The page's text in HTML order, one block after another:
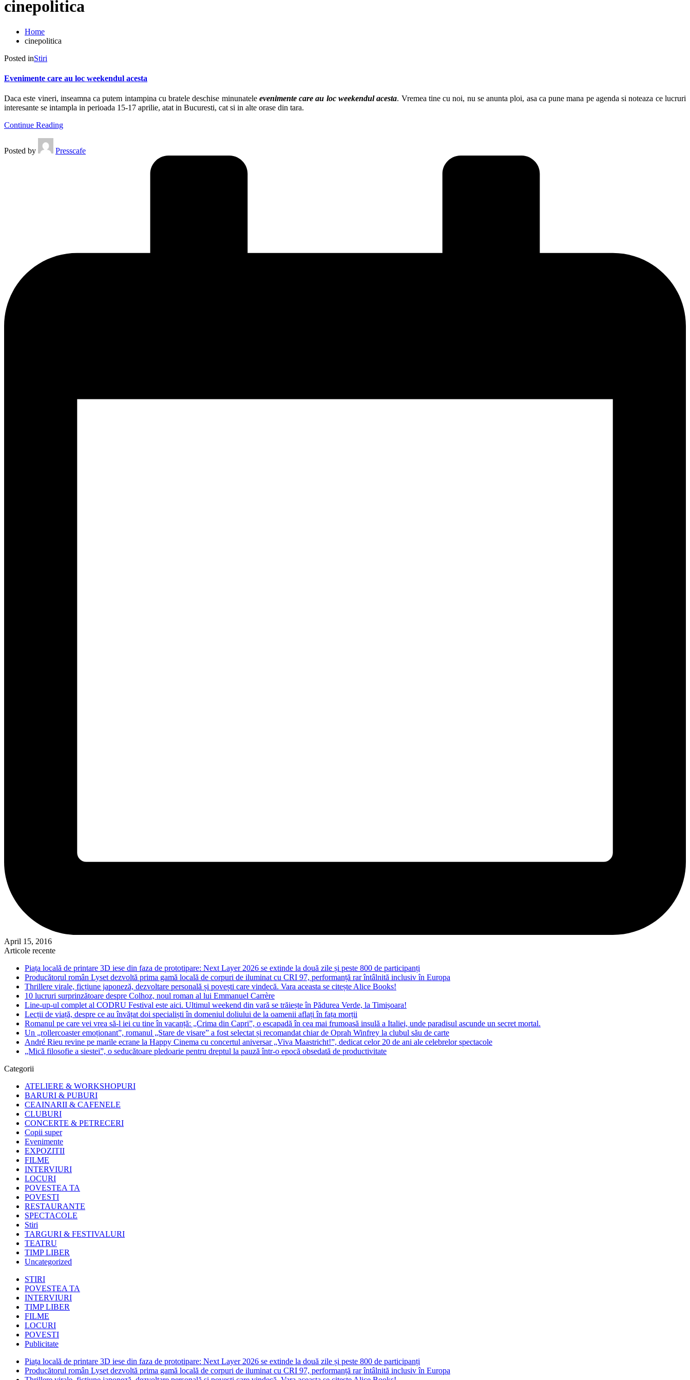
cinepolitica
Home
cinepolitica
Posted inStiri
Evenimente care au loc weekendul acesta
Daca este vineri, inseamna ca putem intampina cu bratele deschise minunatele evenimente care au loc weekendul acesta. Vremea tine cu noi, nu se anunta ploi, asa ca pune mana pe agenda si noteaza ce lucruri
interesante se intampla in perioada 15-17 aprilie, atat in Bucuresti, cat si in alte orase din tara.
Continue Reading
Posted by Presscafe
April 15, 2016
Articole recente
Piața locală de printare 3D iese din faza de prototipare: Next Layer 2026 se extinde la două zile și peste 800 de participanți
Producătorul român Lyset dezvoltă prima gamă locală de corpuri de iluminat cu CRI 97, performanță rar întâlnită inclusiv în Europa
Thrillere virale, ficțiune japoneză, dezvoltare personală și povești care vindecă. Vara aceasta se citește Alice Books!
10 lucruri surprinzătoare despre Colhoz, noul roman al lui Emmanuel Carrère
Line-up-ul complet al CODRU Festival este aici. Ultimul weekend din vară se trăiește în Pădurea Verde, la Timișoara!
Lecții de viață, despre ce au învățat doi specialiști în domeniul doliului de la oamenii aflați în fața morții
Romanul pe care vei vrea să-l iei cu tine în vacanță: „Crima din Capri”, o escapadă în cea mai frumoasă insulă a Italiei, unde paradisul ascunde un secret mortal.
Un „rollercoaster emoționant”, romanul „Stare de visare” a fost selectat și recomandat chiar de Oprah Winfrey la clubul său de carte
André Rieu revine pe marile ecrane la Happy Cinema cu concertul aniversar „Viva Maastricht!”, dedicat celor 20 de ani ale celebrelor spectacole
„Mică filosofie a siestei”, o seducătoare pledoarie pentru dreptul la pauză într-o epocă obsedată de productivitate
Categorii
ATELIERE & WORKSHOPURI
BARURI & PUBURI
CEAINARII & CAFENELE
CLUBURI
CONCERTE & PETRECERI
Copii super
Evenimente
EXPOZITII
FILME
INTERVIURI
LOCURI
POVESTEA TA
POVESTI
RESTAURANTE
SPECTACOLE
Stiri
TARGURI & FESTIVALURI
TEATRU
TIMP LIBER
Uncategorized
STIRI
POVESTEA TA
INTERVIURI
TIMP LIBER
FILME
LOCURI
POVESTI
Publicitate
Piața locală de printare 3D iese din faza de prototipare: Next Layer 2026 se extinde la două zile și peste 800 de participanți
Producătorul român Lyset dezvoltă prima gamă locală de corpuri de iluminat cu CRI 97, performanță rar întâlnită inclusiv în Europa